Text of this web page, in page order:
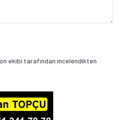
ekibi tarafından incelendikten